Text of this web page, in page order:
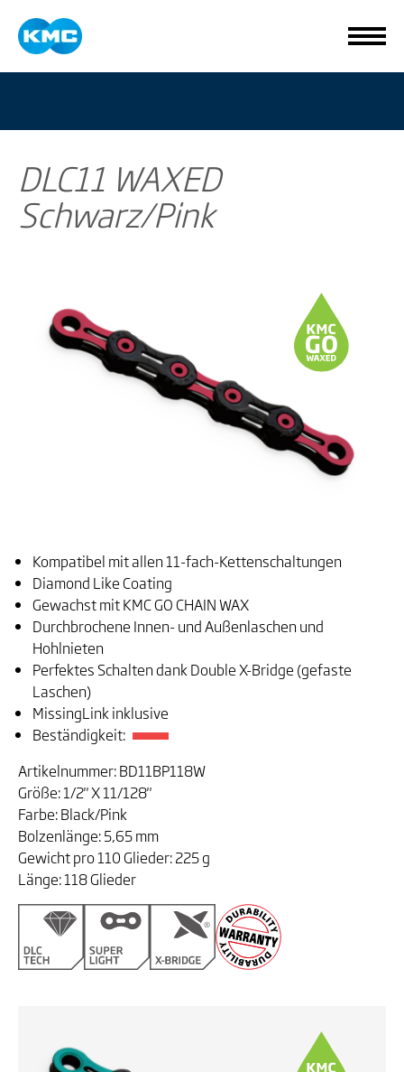
DLC11 WAXED
Schwarz/Pink
Kompatibel mit allen 11-fach-Kettenschaltungen
Diamond Like Coating
Gewachst mit KMC GO CHAIN WAX
Durchbrochene Innen- und Außenlaschen und
Hohlnieten
Perfektes Schalten dank Double X-Bridge (gefaste
Laschen)
MissingLink inklusive
Beständigkeit:
Artikelnummer: BD11BP118W
Größe: 1/2" X 11/128"
Farbe: Black/Pink
Bolzenlänge: 5,65 mm
Gewicht pro 110 Glieder: 225 g
Länge: 118 Glieder